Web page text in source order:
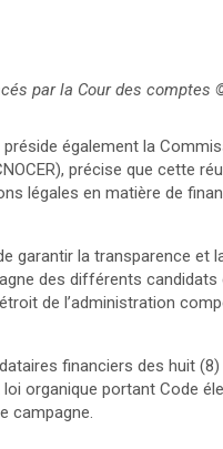
par la Cour des comptes
également la
précise que cette
légales en matière de
garantir la transparence et
des différents
de l’administration
financiers des huit
organique portant Code
campagne.